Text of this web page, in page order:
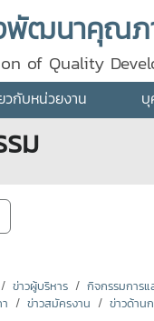
ฒนาคุณภ
of Quality
วกับหน่วยงาน บุ
ม
ข่าวผู้บริหาร กิจกรรมการ
ข่าวสมัครงาน ข่าวด้าน